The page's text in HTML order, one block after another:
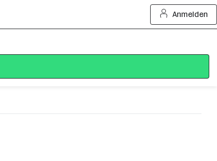
Anmelden